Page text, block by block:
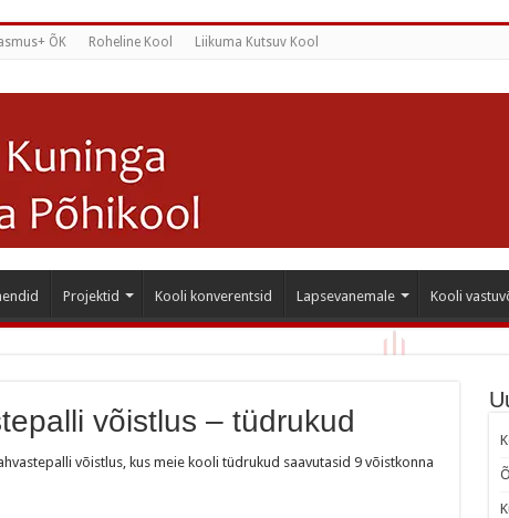
ÕK Roheline Kool Liikuma Kutsuv Kool
Projektid Kooli konverentsid Lapsevanemale Kooli
võistlus – tüdrukud
võistlus, kus meie kooli tüdrukud saavutasid 9 võistkonna